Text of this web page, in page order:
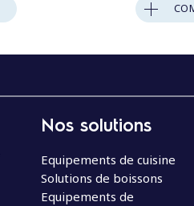
Nos solutions
Equipements de cuisine
Solutions de boissons
Equipements de